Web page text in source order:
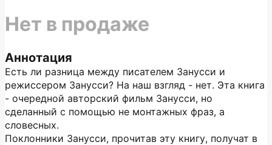
Аннотация
Есть ли разница между писателем Занусси и
режиссером Занусси? На наш взгляд - нет. Эта книга
- очередной авторский фильм Занусси, но
сделанный с помощью не монтажных фраз, а
словесных.
Поклонники Занусси, прочитав эту книгу, получат в
Нет в продаже